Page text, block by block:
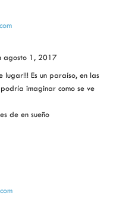
agosto 1, 2017
lugar!!! Es un paraíso, en las
imaginar como se ve
de en sueño